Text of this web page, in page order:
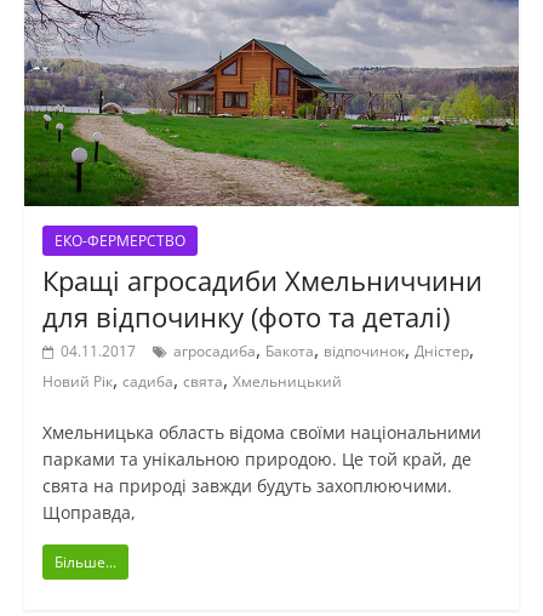
ЕКО-ФЕРМЕРСТВО
Кращі агросадиби Хмельниччини
для відпочинку (фото та деталі)
04.11.2017 агросадиба, Бакота, відпочинок, Дністер,
Новий Рік, садиба, свята, Хмельницький
Хмельницька область відома своїми національними
парками та унікальною природою. Це той край, де
свята на природі завжди будуть захоплюючими.
Щоправда,
Більше...